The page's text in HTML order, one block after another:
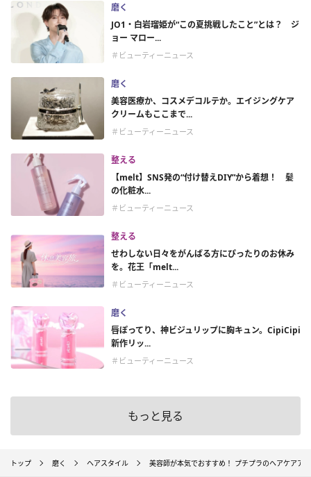
磨く
JO1・白岩瑠姫が“この夏挑戦したこと”とは？ ジ
ョー マロー...
＃ビューティーニュース
磨く
美容医療か、コスメデコルテか。エイジングケア
クリームもここまで...
＃ビューティーニュース
整える
【melt】SNS発の“付け替えDIY”から着想！ 髪
の化粧水...
＃ビューティーニュース
整える
せわしない日々をがんばる方にぴったりのお休み
を。花王「melt...
＃ビューティーニュース
磨く
唇ぽってり、神ビジュリップに胸キュン。CipiCipi
新作リッ...
＃ビューティーニュース
もっと見る
トップ 磨く ヘアスタイル 美容師が本気でおすすめ！ プチプラのヘアケアア